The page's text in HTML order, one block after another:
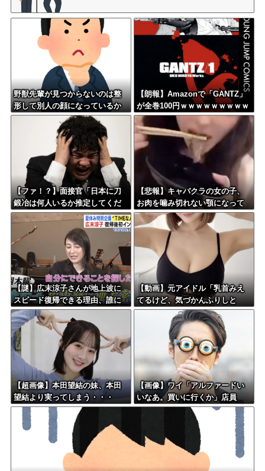
野獣先輩が見つからないのは整
形して別人の顔になっているか
ら←これ
【朗報】Amazonで「GANTZ」
が全巻100円ｗｗｗｗｗｗｗｗｗ
ｗ
【ファ！？】面接官「日本に刀
鍛冶は何人いるか推定してくだ
さい」 俺「188人です」 面接
官「どういう風に考えました
か？」 俺「知ってました」→
この後『こう』なったんだがマ
ジで納得いかない！！！！！
【悲報】キャバクラの女の子、
お肉を噛み切れない顎になって
しまう・・・
【謎】広末涼子さんが地上波に
スピード復帰できる理由、誰に
も分からない・・・
【動画】元アイドル「乳首みえ
てるけど、気づかんふりしと
こ」
【超画像】本田望結の妹、本田
望結より実ってしまう・・・
【画像】ワイ「アルファードい
いなあ。買いに行くか」店員
「ほいっ見積もりな！」ワイ
「金額おかしくね？」←お前ら
もそう思うよな？？？？？